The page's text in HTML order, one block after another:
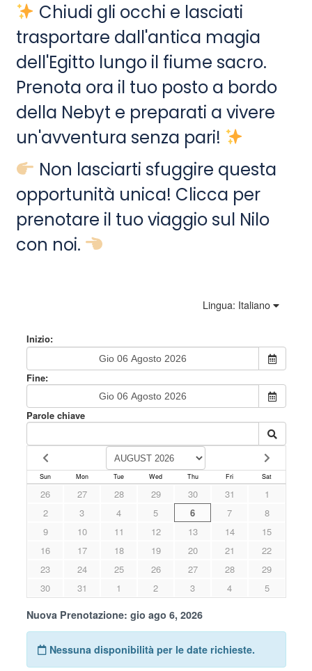
Chiudi gli occhi e lasciati
trasportare dall'antica magia
dell'Egitto lungo il fiume sacro.
Prenota ora il tuo posto a bordo
della Nebyt e preparati a vivere
un'avventura senza pari!
Non lasciarti sfuggire questa
opportunità unica! Clicca per
prenotare il tuo viaggio sul Nilo
con noi.